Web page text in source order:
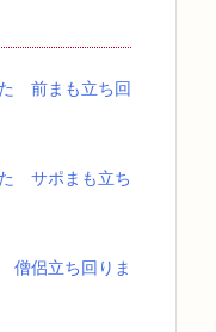
前まも立ち回
サポまも立ち
僧侶立ち回りま